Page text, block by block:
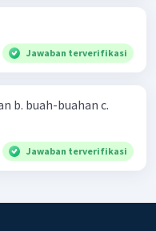
Jawaban terverifikasi
Jawaban terverifikasi